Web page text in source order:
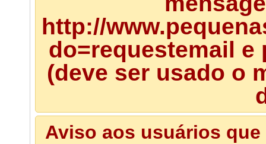
http://
do=requestemail
(deve ser usado o
Aviso aos usuários